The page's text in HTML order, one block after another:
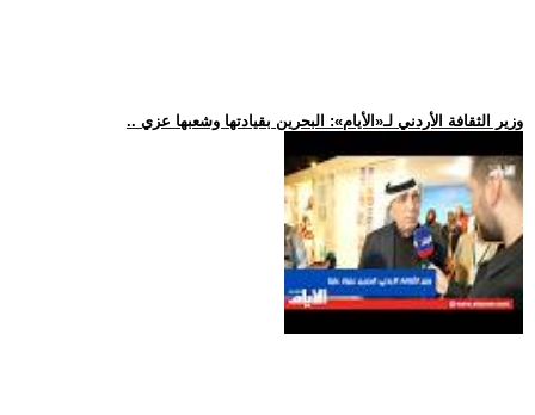
.. وزير الثقافة الأردني لـ«الأيام»: البحرين بقيادتها وشعبها عزي